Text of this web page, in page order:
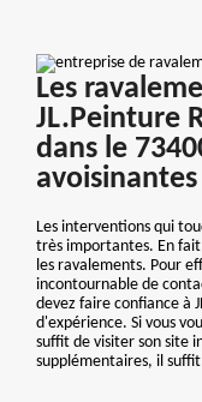
Les
JL.Peinture
dans le
avoisinantes
Les interventions qui
très importantes. En
les ravalements. Pour
incontournable de
devez faire confiance à
d'expérience. Si vous
suffit de visiter son site
supplémentaires, il